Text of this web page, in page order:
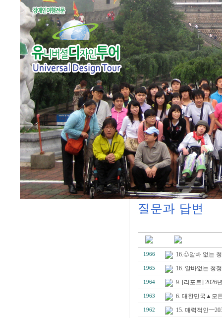
1966 16.♧알바 없는
1965 16. 알바없는 청
1964 9. [리포트] 2026
1963 6. 대한민국▲모
1962 15. 매력적인